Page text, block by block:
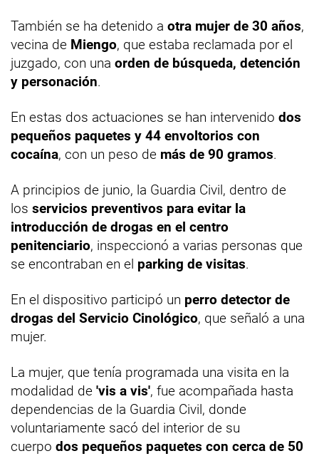
También se ha detenido a otra mujer de 30 años,
vecina de Miengo, que estaba reclamada por el
juzgado, con una orden de búsqueda, detención
y personación.
En estas dos actuaciones se han intervenido dos
pequeños paquetes y 44 envoltorios con
cocaína, con un peso de más de 90 gramos.
A principios de junio, la Guardia Civil, dentro de
los servicios preventivos para evitar la
introducción de drogas en el centro
penitenciario, inspeccionó a varias personas que
se encontraban en el parking de visitas.
En el dispositivo participó un perro detector de
drogas del Servicio Cinológico, que señaló a una
mujer.
La mujer, que tenía programada una visita en la
modalidad de 'vis a vis', fue acompañada hasta
dependencias de la Guardia Civil, donde
voluntariamente sacó del interior de su
cuerpo dos pequeños paquetes con cerca de 50